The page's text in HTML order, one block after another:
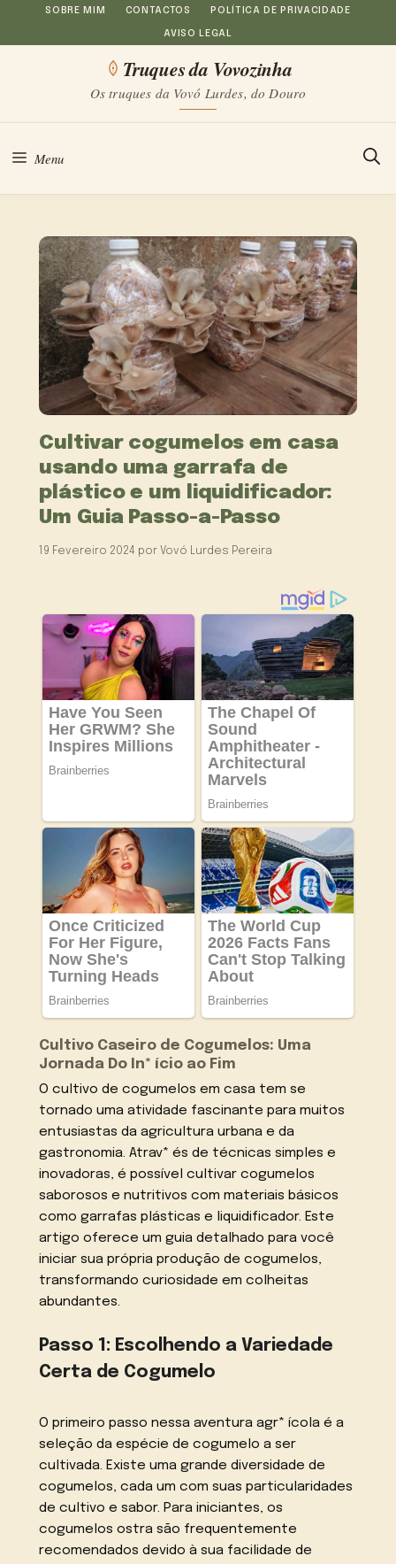
Saltar
para
conteúdo
SOBRE MIM CONTACTOS POLÍTICA DE PRIVACIDADE
AVISO LEGAL
Truques da Vovozinha
Os truques da Vovó Lurdes, do Douro
Menu
Cultivar cogumelos em casa
usando uma garrafa de
plástico e um liquidificador:
Um Guia Passo-a-Passo
19 Fevereiro 2024 por Vovó Lurdes Pereira
Cultivo Caseiro de Cogumelos: Uma
Jornada Do In* ício ao Fim
O cultivo de cogumelos em casa tem se
tornado uma atividade fascinante para muitos
entusiastas da agricultura urbana e da
gastronomia. Atrav* és de técnicas simples e
inovadoras, é possível cultivar cogumelos
saborosos e nutritivos com materiais básicos
como garrafas plásticas e liquidificador. Este
artigo oferece um guia detalhado para você
iniciar sua própria produção de cogumelos,
transformando curiosidade em colheitas
abundantes.
Passo 1: Escolhendo a Variedade
Certa de Cogumelo
O primeiro passo nessa aventura agr* ícola é a
seleção da espécie de cogumelo a ser
cultivada. Existe uma grande diversidade de
cogumelos, cada um com suas particularidades
de cultivo e sabor. Para iniciantes, os
cogumelos ostra são frequentemente
recomendados devido à sua facilidade de